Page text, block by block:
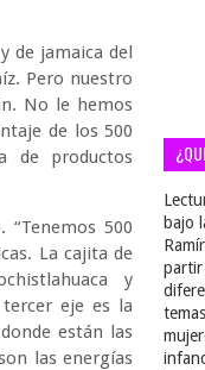
de jamaica del
Pero nuestro
No le hemos
de los 500
de productos
500
La cajita de
y
eje es la
están las
las energías
bajo
partir